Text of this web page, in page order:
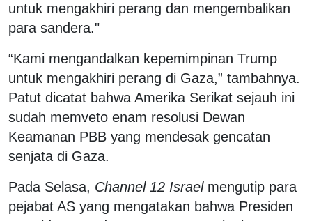
untuk mengakhiri perang dan mengembalikan
para sandera."
“Kami mengandalkan kepemimpinan Trump
untuk mengakhiri perang di Gaza,” tambahnya.
Patut dicatat bahwa Amerika Serikat sejauh ini
sudah memveto enam resolusi Dewan
Keamanan PBB yang mendesak gencatan
senjata di Gaza.
Pada Selasa, Channel 12 Israelmengutip para
pejabat AS yang mengatakan bahwa Presiden